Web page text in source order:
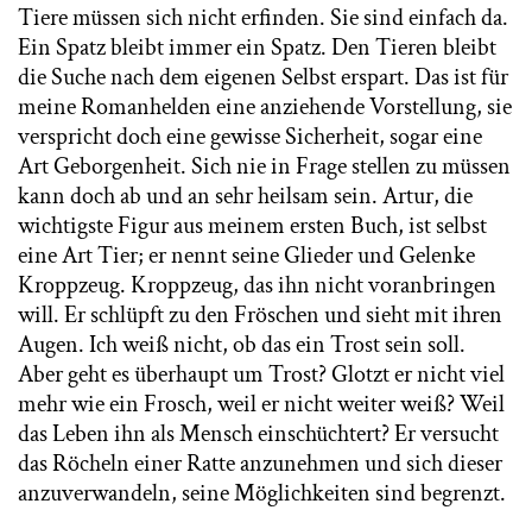
Tiere müssen sich nicht erfinden. Sie sind einfach da.
Ein Spatz bleibt immer ein Spatz. Den Tieren bleibt
die Suche nach dem eigenen Selbst erspart. Das ist für
meine Romanhelden eine anziehende Vorstellung, sie
verspricht doch eine gewisse Sicherheit, sogar eine
Art Geborgenheit. Sich nie in Frage stellen zu müssen
kann doch ab und an sehr heilsam sein. Artur, die
wichtigste Figur aus meinem ersten Buch, ist selbst
eine Art Tier; er nennt seine Glieder und Gelenke
Kroppzeug. Kroppzeug, das ihn nicht voranbringen
will. Er schlüpft zu den Fröschen und sieht mit ihren
Augen. Ich weiß nicht, ob das ein Trost sein soll.
Aber geht es überhaupt um Trost? Glotzt er nicht viel
mehr wie ein Frosch, weil er nicht weiter weiß? Weil
das Leben ihn als Mensch einschüchtert? Er versucht
das Röcheln einer Ratte anzunehmen und sich dieser
anzuverwandeln, seine Möglichkeiten sind begrenzt.